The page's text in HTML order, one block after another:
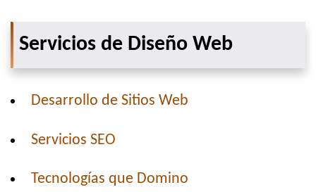
Servicios de Diseño Web
Desarrollo de Sitios Web
Servicios SEO
Tecnologías que Domino